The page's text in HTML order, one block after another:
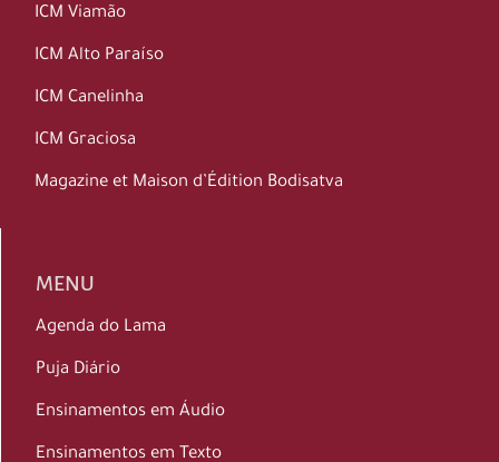
ICM Viamão
ICM Alto Paraíso
ICM Canelinha
ICM Graciosa
Magazine et Maison d’Édition Bodisatva
MENU
Agenda do Lama
Puja Diário
Ensinamentos em Áudio
Ensinamentos em Texto